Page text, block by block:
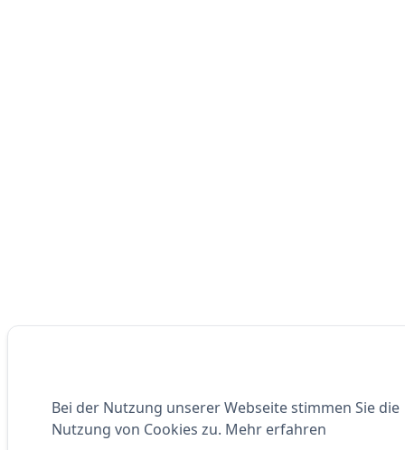
Bei der Nutzung unserer Webseite stimmen Sie die
Nutzung von Cookies zu. Mehr erfahren